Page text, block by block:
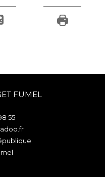
FUMEL
55